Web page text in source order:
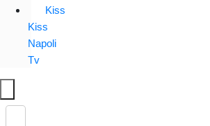
Kiss
Kiss
Napoli
Tv